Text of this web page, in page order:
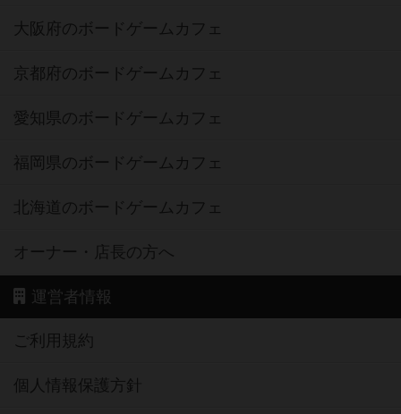
大阪府のボードゲームカフェ
京都府のボードゲームカフェ
愛知県のボードゲームカフェ
福岡県のボードゲームカフェ
北海道のボードゲームカフェ
オーナー・店長の方へ
運営者情報
ご利用規約
個人情報保護方針